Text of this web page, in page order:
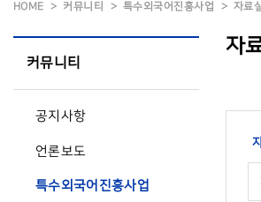
HOME 커뮤니티 특수외국어진흥사업 자료
커뮤니티
공지사항
언론보도
특수외국어진흥사업
자